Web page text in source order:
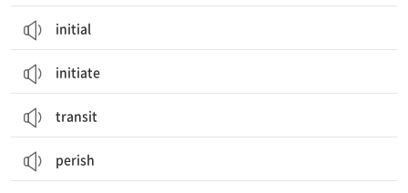
initial
initiate
transit
perish